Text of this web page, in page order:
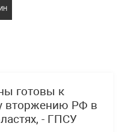
готовы к
вторжению РФ в
- ГПСУ